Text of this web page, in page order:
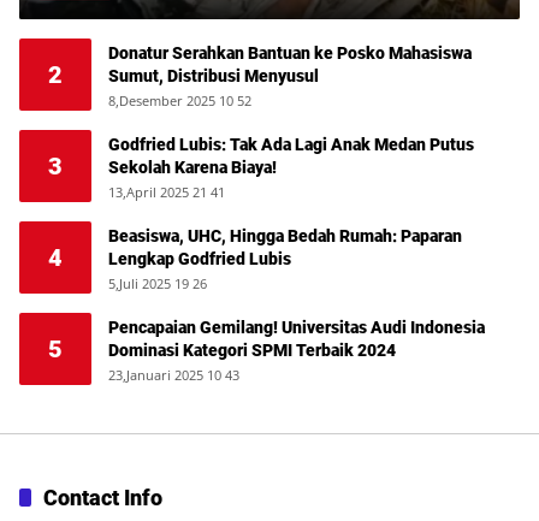
2
Donatur Serahkan Bantuan ke Posko Mahasiswa
Sumut, Distribusi Menyusul
8,Desember 2025 10 52
3
Godfried Lubis: Tak Ada Lagi Anak Medan Putus
Sekolah Karena Biaya!
13,April 2025 21 41
4
Beasiswa, UHC, Hingga Bedah Rumah: Paparan
Lengkap Godfried Lubis
5,Juli 2025 19 26
5
Pencapaian Gemilang! Universitas Audi Indonesia
Dominasi Kategori SPMI Terbaik 2024
23,Januari 2025 10 43
Contact Info